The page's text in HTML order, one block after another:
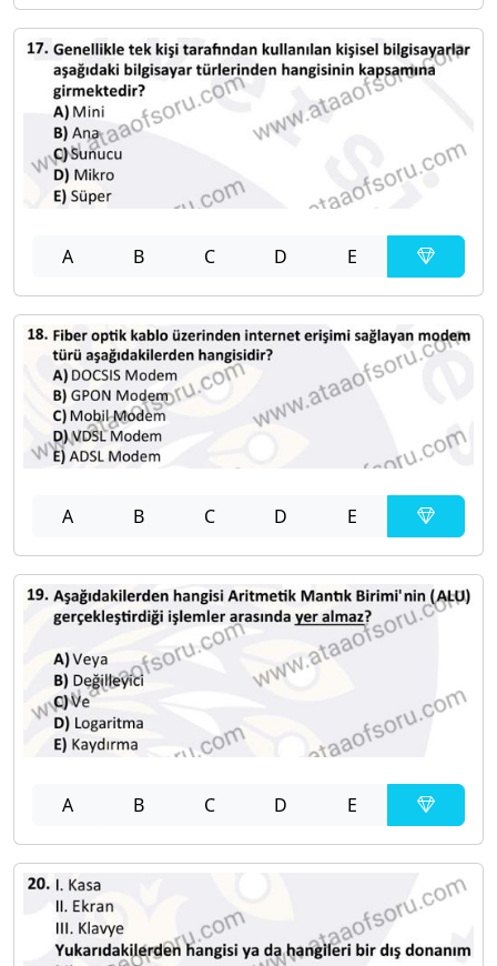
A B C D E
A B C D E
A B C D E